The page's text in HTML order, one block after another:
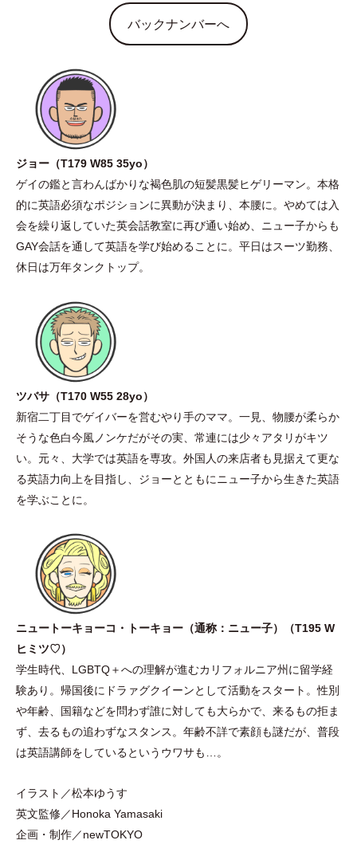
バックナンバーへ
ジョー （T179 W85 35yo）
ゲイの鑑と言わんばかりな褐色肌の短髪黒髪ヒゲリーマン。本格
的に英語必須なポジションに異動が決まり、本腰に。やめては入
会を繰り返していた英会話教室に再び通い始め、ニュー子からも
GAY会話を通して英語を学び始めることに。平日はスーツ勤務、
休日は万年タンクトップ。
ツバサ （T170 W55 28yo）
新宿二丁目でゲイバーを営むやり手のママ。一見、物腰が柔らか
そうな色白今風ノンケだがその実、常連には少々アタリがキツ
い。元々、大学では英語を専攻。外国人の来店者も見据えて更な
る英語力向上を目指し、ジョーとともにニュー子から生きた英語
を学ぶことに。
ニュートーキョーコ ・ トーキョー （通称：ニュー子） （T195 W
ヒミツ♡）
学生時代、LGBTQ＋への理解が進むカリフォルニア州に留学経
験あり。帰国後にドラァグクイーンとして活動をスタート。性別
や年齢、国籍などを問わず誰に対しても大らかで、来るもの拒ま
ず、去るもの追わずなスタンス。年齢不詳で素顔も謎だが、普段
は英語講師をしているというウワサも…。
イラスト／松本ゆうす
英文監修／Honoka Yamasaki
企画 ・ 制作／newTOKYO